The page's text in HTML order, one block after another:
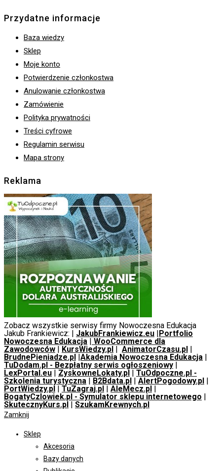
Przydatne informacje
Baza wiedzy
Sklep
Moje konto
Potwierdzenie członkostwa
Anulowanie członkostwa
Zamówienie
Polityka prywatności
Treści cyfrowe
Regulamin serwisu
Mapa strony
Reklama
Zobacz wszystkie serwisy firmy Nowoczesna Edukacja
Jakub Frankiewicz: | JakubFrankiewicz.eu |Portfolio
Nowoczesna Edukacja | WooCommerce dla
Zawodowców | KursWiedzy.pl | AnimatorCzasu.pl |
BrudnePieniadze.pl |Akademia Nowoczesna Edukacja |
TuDodam.pl - Bezpłatny serwis ogłoszeniowy |
LexPortal.eu | ZyskowneLokaty.pl | TuOdpoczne.pl -
Szkolenia turystyczna | B2Bdata.pl | AlertPogodowy.pl |
PortWiedzy.pl | TuZagraj.pl | AleMecz.pl |
BogatyCzlowiek.pl - Symulator sklepu internetowego |
SkutecznyKurs.pl | SzukamKrewnych.pl
Zamknij
Sklep
Akcesoria
Bazy danych